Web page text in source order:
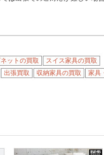
ットの買取
スイス家具の買取
出張買取 収納家具の買取
家具